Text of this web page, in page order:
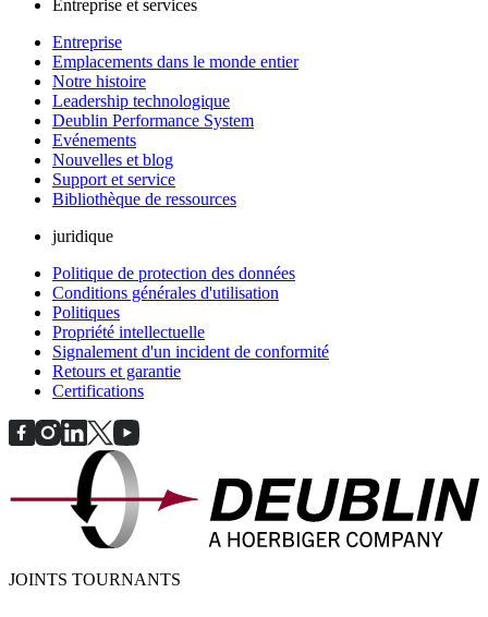
Entreprise et services
Entreprise
Emplacements dans le monde entier
Notre histoire
Leadership technologique
Deublin Performance System
Evénements
Nouvelles et blog
Support et service
Bibliothèque de ressources
juridique
Politique de protection des données
Conditions générales d'utilisation
Politiques
Propriété intellectuelle
Signalement d'un incident de conformité
Retours et garantie
Certifications
JOINTS TOURNANTS